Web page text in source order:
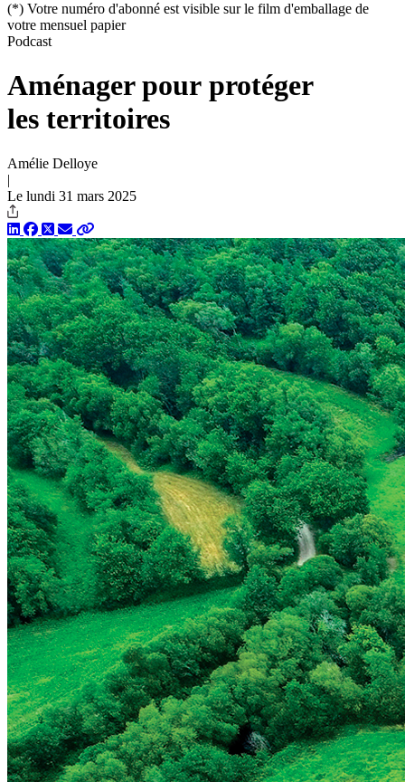
(*) Votre numéro d'abonné est visible sur le film d'emballage de
votre mensuel papier
Podcast
Aménager pour protéger
les territoires
Amélie Delloye
|
Le lundi 31 mars 2025